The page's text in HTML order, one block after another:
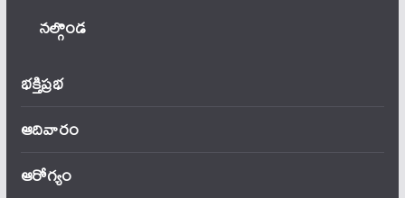
నల్గొండ
భక్తిప్రభ
ఆదివారం
ఆరోగ్యం